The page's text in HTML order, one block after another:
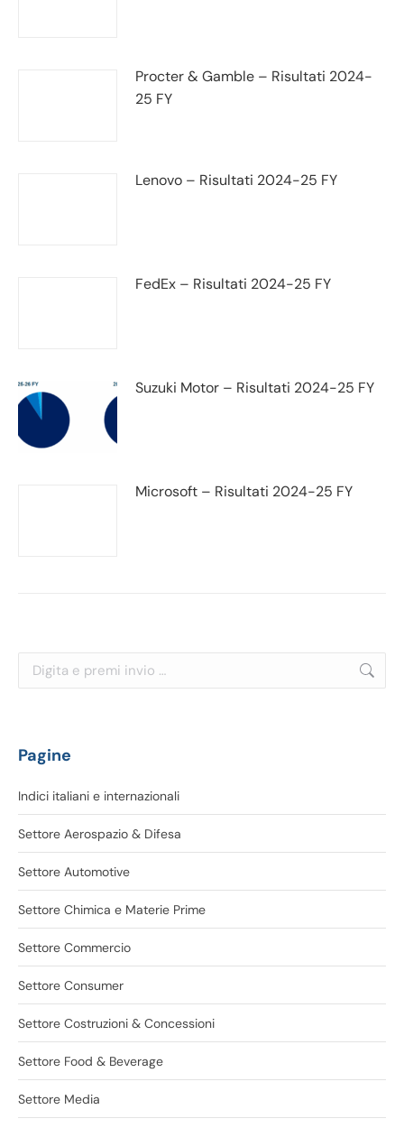
Procter & Gamble – Risultati 2024-
25 FY
Lenovo – Risultati 2024-25 FY
FedEx – Risultati 2024-25 FY
Suzuki Motor – Risultati 2024-25 FY
Microsoft – Risultati 2024-25 FY
Cerca:
Pagine
Indici italiani e internazionali
Settore Aerospazio & Difesa
Settore Automotive
Settore Chimica e Materie Prime
Settore Commercio
Settore Consumer
Settore Costruzioni & Concessioni
Settore Food & Beverage
Settore Media